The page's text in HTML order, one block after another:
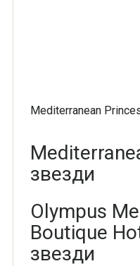
Mediterranean
звезди
Olympus
Boutique
звезди